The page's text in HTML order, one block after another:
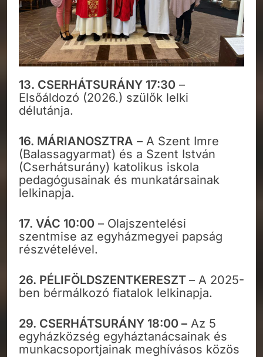
13. CSERHÁTSURÁNY 17:30 –
Elsőáldozó (2026.) szülők lelki
délutánja.
16. MÁRIANOSZTRA – A Szent Imre
(Balassagyarmat) és a Szent István
(Cserhátsurány) katolikus iskola
pedagógusainak és munkatársainak
lelkinapja.
17. VÁC 10:00 – Olajszentelési
szentmise az egyházmegyei papság
részvételével.
26. PÉLIFÖLDSZENTKERESZT – A 2025-
ben bérmálkozó fiatalok lelkinapja.
29. CSERHÁTSURÁNY 18:00 – Az 5
egyházközség egyháztanácsainak és
munkacsoportjainak meghívásos közös